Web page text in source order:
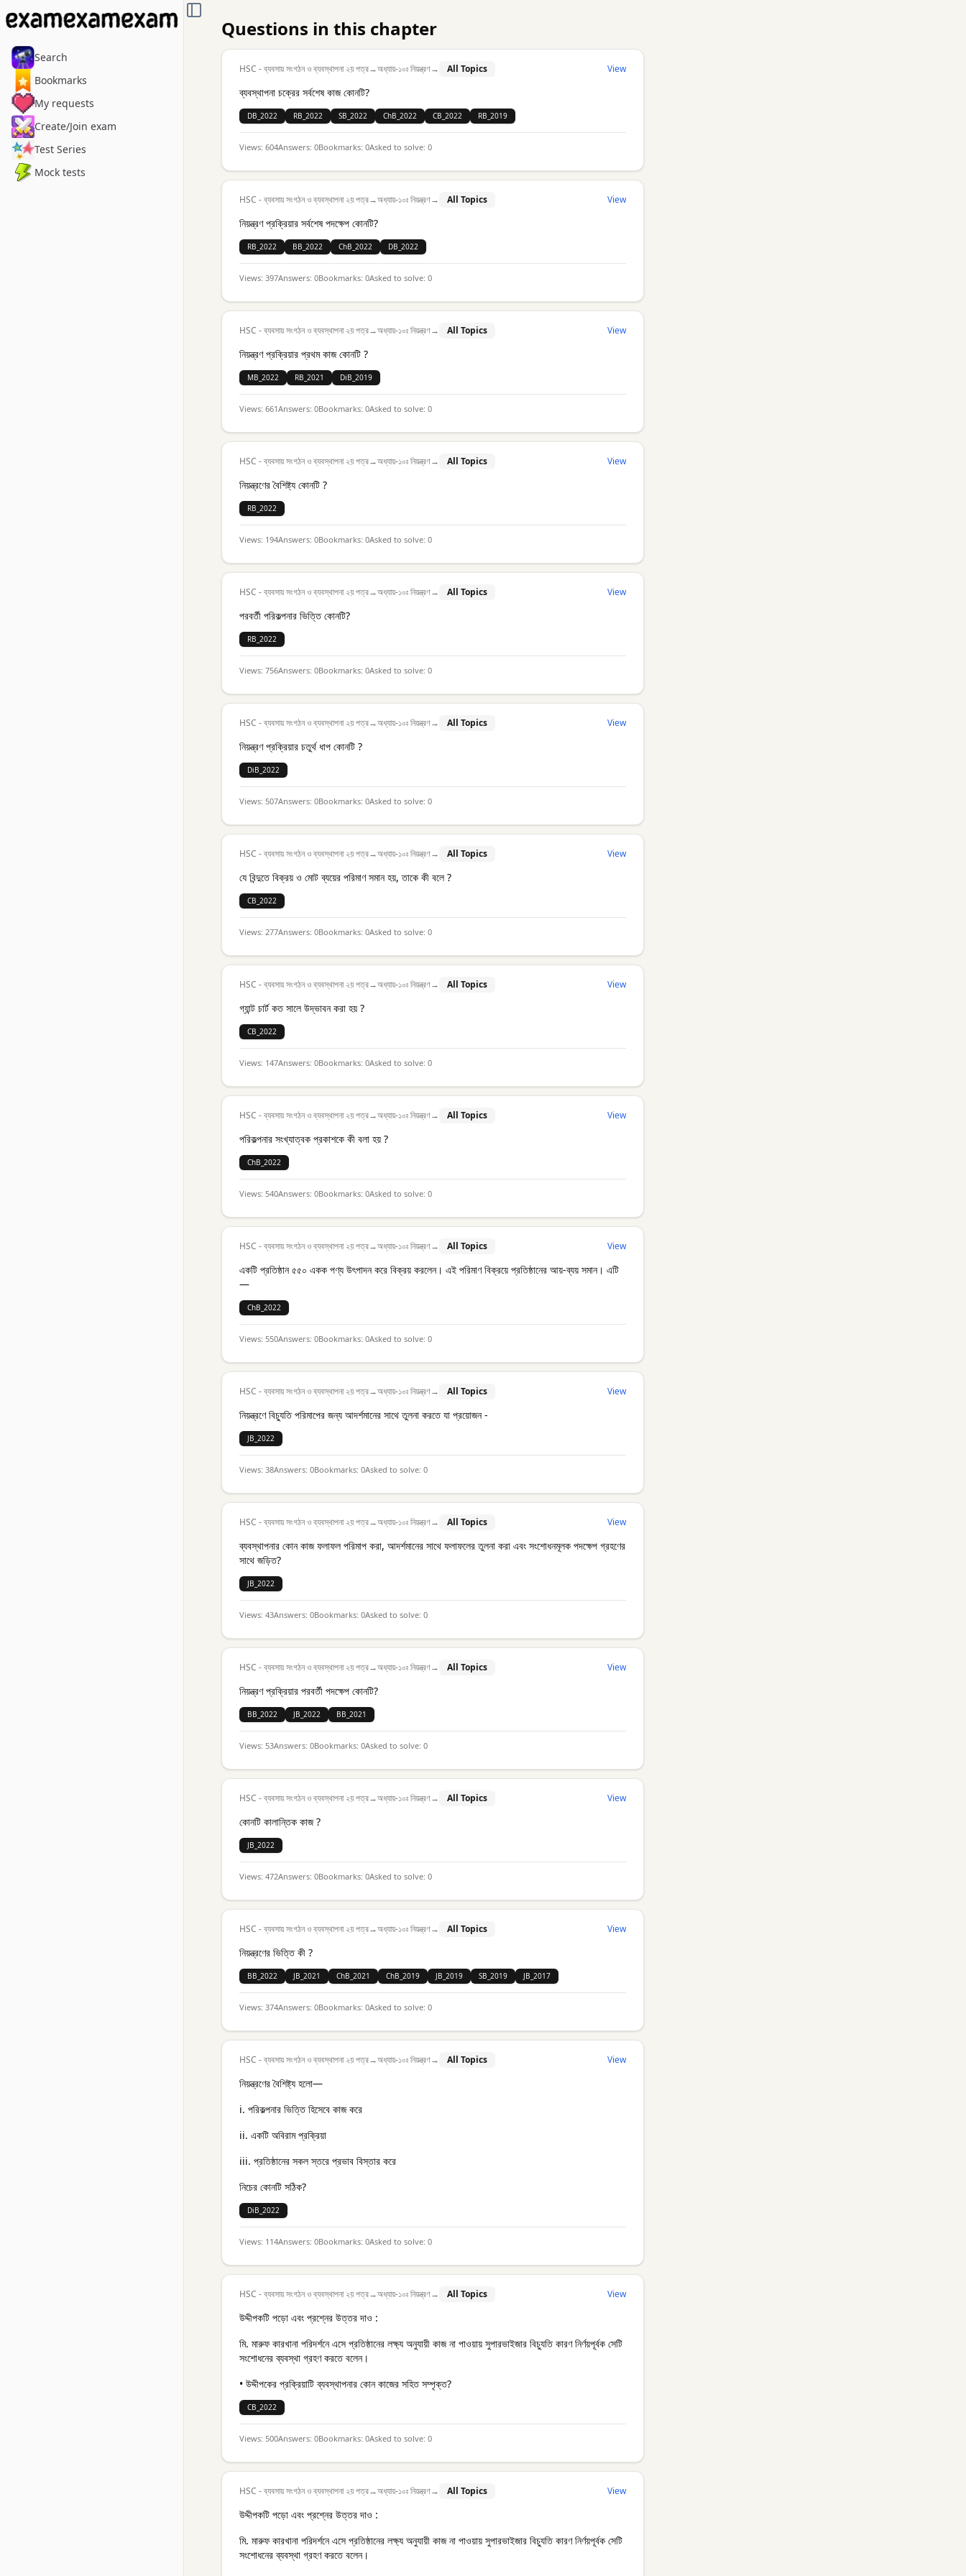
Search
Bookmarks
My requests
Create/Join exam
Test Series
Mock tests
TOGGLE SIDEBAR
Questions in this chapter
HSC - ব্যবসায় সংগঠন ও ব্যবস্থাপনা ২য় পত্র→অধ্যায়-১০ঃ নিয়ন্ত্রণ→ All Topics View
ব্যবস্থাপনা চক্রের সর্বশেষ কাজ কোনটি?
DB_2022 RB_2022 SB_2022 ChB_2022 CB_2022 RB_2019
Views: 604Answers: 0Bookmarks: 0Asked to solve: 0
HSC - ব্যবসায় সংগঠন ও ব্যবস্থাপনা ২য় পত্র→অধ্যায়-১০ঃ নিয়ন্ত্রণ→ All Topics View
নিয়ন্ত্রণ প্রক্রিয়ার সর্বশেষ পদক্ষেপ কোনটি?
RB_2022 BB_2022 ChB_2022 DB_2022
Views: 397Answers: 0Bookmarks: 0Asked to solve: 0
HSC - ব্যবসায় সংগঠন ও ব্যবস্থাপনা ২য় পত্র→অধ্যায়-১০ঃ নিয়ন্ত্রণ→ All Topics View
নিয়ন্ত্রণ প্রক্রিয়ার প্রথম কাজ কোনটি ?
MB_2022 RB_2021 DiB_2019
Views: 661Answers: 0Bookmarks: 0Asked to solve: 0
HSC - ব্যবসায় সংগঠন ও ব্যবস্থাপনা ২য় পত্র→অধ্যায়-১০ঃ নিয়ন্ত্রণ→ All Topics View
নিয়ন্ত্রণের বৈশিষ্ট্য কোনটি ?
RB_2022
Views: 194Answers: 0Bookmarks: 0Asked to solve: 0
HSC - ব্যবসায় সংগঠন ও ব্যবস্থাপনা ২য় পত্র→অধ্যায়-১০ঃ নিয়ন্ত্রণ→ All Topics View
পরবর্তী পরিকল্পনার ভিত্তি কোনটি?
RB_2022
Views: 756Answers: 0Bookmarks: 0Asked to solve: 0
HSC - ব্যবসায় সংগঠন ও ব্যবস্থাপনা ২য় পত্র→অধ্যায়-১০ঃ নিয়ন্ত্রণ→ All Topics View
নিয়ন্ত্রণ প্রক্রিয়ার চতুর্থ ধাপ কোনটি ?
DiB_2022
Views: 507Answers: 0Bookmarks: 0Asked to solve: 0
HSC - ব্যবসায় সংগঠন ও ব্যবস্থাপনা ২য় পত্র→অধ্যায়-১০ঃ নিয়ন্ত্রণ→ All Topics View
যে বিন্দুতে বিক্রয় ও মোট ব্যয়ের পরিমাণ সমান হয়, তাকে কী বলে ?
CB_2022
Views: 277Answers: 0Bookmarks: 0Asked to solve: 0
HSC - ব্যবসায় সংগঠন ও ব্যবস্থাপনা ২য় পত্র→অধ্যায়-১০ঃ নিয়ন্ত্রণ→ All Topics View
গ্যান্ট চার্ট কত সালে উদ্ভাবন করা হয় ?
CB_2022
Views: 147Answers: 0Bookmarks: 0Asked to solve: 0
HSC - ব্যবসায় সংগঠন ও ব্যবস্থাপনা ২য় পত্র→অধ্যায়-১০ঃ নিয়ন্ত্রণ→ All Topics View
পরিকল্পনার সংখ্যাত্বক প্রকাশকে কী বলা হয় ?
ChB_2022
Views: 540Answers: 0Bookmarks: 0Asked to solve: 0
HSC - ব্যবসায় সংগঠন ও ব্যবস্থাপনা ২য় পত্র→অধ্যায়-১০ঃ নিয়ন্ত্রণ→ All Topics View
একটি প্রতিষ্ঠান ৫৫০ একক পণ্য উৎপাদন করে বিক্রয় করলেন। এই পরিমাণ বিক্রয়ে প্রতিষ্ঠানের আয়-ব্যয় সমান। এটি
—
ChB_2022
Views: 550Answers: 0Bookmarks: 0Asked to solve: 0
HSC - ব্যবসায় সংগঠন ও ব্যবস্থাপনা ২য় পত্র→অধ্যায়-১০ঃ নিয়ন্ত্রণ→ All Topics View
নিয়ন্ত্রণে বিচ্যুতি পরিমাপের জন্য আদর্শমানের সাথে তুলনা করতে যা প্রয়োজন -
JB_2022
Views: 38Answers: 0Bookmarks: 0Asked to solve: 0
HSC - ব্যবসায় সংগঠন ও ব্যবস্থাপনা ২য় পত্র→অধ্যায়-১০ঃ নিয়ন্ত্রণ→ All Topics View
ব্যবস্থাপনার কোন কাজ ফলাফল পরিমাপ করা, আদর্শমানের সাথে ফলাফলের তুলনা করা এবং সংশোধনমূলক পদক্ষেপ গ্রহণের
সাথে জড়িত?
JB_2022
Views: 43Answers: 0Bookmarks: 0Asked to solve: 0
HSC - ব্যবসায় সংগঠন ও ব্যবস্থাপনা ২য় পত্র→অধ্যায়-১০ঃ নিয়ন্ত্রণ→ All Topics View
নিয়ন্ত্রণ প্রক্রিয়ার পরবর্তী পদক্ষেপ কোনটি?
BB_2022 JB_2022 BB_2021
Views: 53Answers: 0Bookmarks: 0Asked to solve: 0
HSC - ব্যবসায় সংগঠন ও ব্যবস্থাপনা ২য় পত্র→অধ্যায়-১০ঃ নিয়ন্ত্রণ→ All Topics View
কোনটি কালান্তিক কাজ ?
JB_2022
Views: 472Answers: 0Bookmarks: 0Asked to solve: 0
HSC - ব্যবসায় সংগঠন ও ব্যবস্থাপনা ২য় পত্র→অধ্যায়-১০ঃ নিয়ন্ত্রণ→ All Topics View
নিয়ন্ত্রণের ভিত্তি কী ?
BB_2022 JB_2021 ChB_2021 ChB_2019 JB_2019 SB_2019 JB_2017
Views: 374Answers: 0Bookmarks: 0Asked to solve: 0
HSC - ব্যবসায় সংগঠন ও ব্যবস্থাপনা ২য় পত্র→অধ্যায়-১০ঃ নিয়ন্ত্রণ→ All Topics View
নিয়ন্ত্রণের বৈশিষ্ট্য হলো—
i. পরিকল্পনার ভিত্তি হিসেবে কাজ করে
ii. একটি অবিরাম প্রক্রিয়া
iii. প্রতিষ্ঠানের সকল স্তরে প্রভাব বিস্তার করে
নিচের কোনটি সঠিক?
DiB_2022
Views: 114Answers: 0Bookmarks: 0Asked to solve: 0
HSC - ব্যবসায় সংগঠন ও ব্যবস্থাপনা ২য় পত্র→অধ্যায়-১০ঃ নিয়ন্ত্রণ→ All Topics View
উদ্দীপকটি পড়ো এবং প্রশ্নের উত্তর দাও :
মি. মারুফ কারখানা পরিদর্শনে এসে প্রতিষ্ঠানের লক্ষ্য অনুযায়ী কাজ না পাওয়ায় সুপারভাইজার বিচ্যুতি কারণ নির্ণয়পূর্বক সেটি
সংশোধনের ব্যবস্থা গ্রহণ করতে বলেন।
• উদ্দীপকের প্রক্রিয়াটি ব্যবস্থাপনার কোন কাজের সহিত সম্পৃক্ত?
CB_2022
Views: 500Answers: 0Bookmarks: 0Asked to solve: 0
HSC - ব্যবসায় সংগঠন ও ব্যবস্থাপনা ২য় পত্র→অধ্যায়-১০ঃ নিয়ন্ত্রণ→ All Topics View
উদ্দীপকটি পড়ো এবং প্রশ্নের উত্তর দাও :
মি. মারুফ কারখানা পরিদর্শনে এসে প্রতিষ্ঠানের লক্ষ্য অনুযায়ী কাজ না পাওয়ায় সুপারভাইজার বিচ্যুতি কারণ নির্ণয়পূর্বক সেটি
সংশোধনের ব্যবস্থা গ্রহণ করতে বলেন।